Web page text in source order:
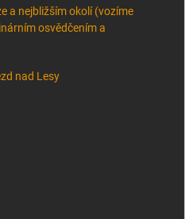
a nejbližším okolí (vozíme
osvědčením a
nad Lesy